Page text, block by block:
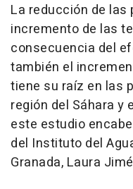
La reducción de
incremento de las
consecuencia del
también el
tiene su raíz en las
región del Sáhara y
este estudio
del Instituto del
Granada, Laura